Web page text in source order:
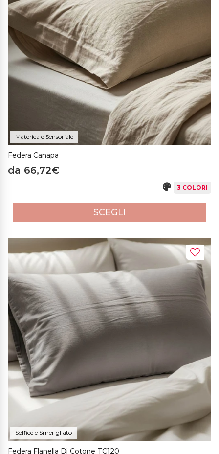
Materica e Sensoriale
Federa Canapa
da 66,72€
3 COLORI
SCEGLI
Soffice e Smerigliato
Federa Flanella Di Cotone TC120